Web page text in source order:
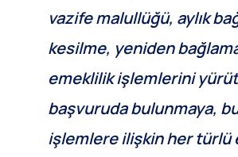
vazife malullüğü, aylık
kesilme, yeniden
emeklilik işlemlerini
başvuruda bulunmaya,
işlemlere ilişkin her türlü